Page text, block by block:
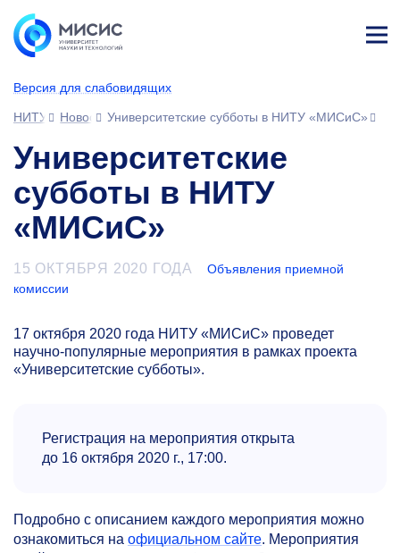
Версия для слабовидящих
ине
НИТУ МИСИС
НовостиУниверситетские субботы в НИТУ «МИСиС»
Университетские
субботы в НИТУ
«МИСиС»
15 ОКТЯБРЯ 2020 ГОДА
Объявления приемной
комиссии
17 октября 2020 года НИТУ «МИСиС» проведет
научно-популярные мероприятия в рамках проекта
«Университетские субботы».
Регистрация на мероприятия открыта
до 16 октября 2020 г., 17:00.
Подробно с описанием каждого мероприятия можно
ознакомиться на официальном сайте. Мероприятия